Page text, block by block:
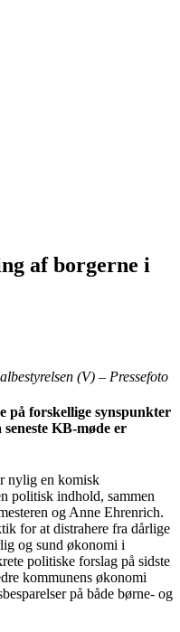
af borgerne i
(V) – Pressefoto
på forskellige synspunkter
KB-møde er
nylig en komisk
politisk indhold, sammen
og Anne Ehrenrich.
for at distrahere fra dårlige
og sund økonomi i
politiske forslag på sidste
kommunens økonomi
på både børne- og